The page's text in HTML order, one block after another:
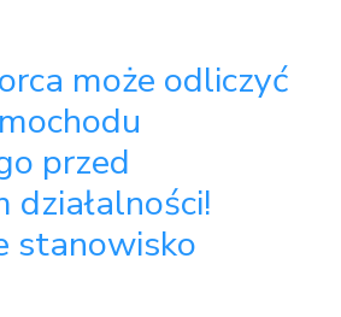
może odliczyć
przed
działalności!
stanowisko